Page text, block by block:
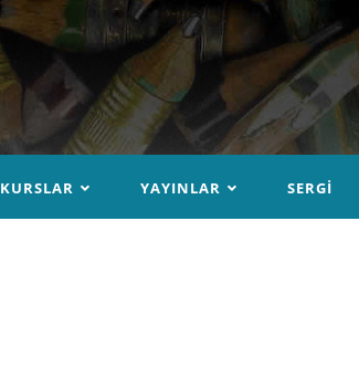
KURSLAR YAYINLAR SERGI